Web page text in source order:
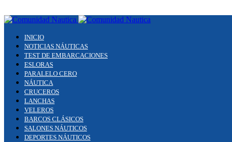
INICIO
NOTICIAS NÁUTICAS
TEST DE EMBARCACIONES
ESLORAS
PARALELO CERO
NÁUTICA
CRUCEROS
LANCHAS
VELEROS
BARCOS CLÁSICOS
SALONES NÁUTICOS
DEPORTES NÁUTICOS